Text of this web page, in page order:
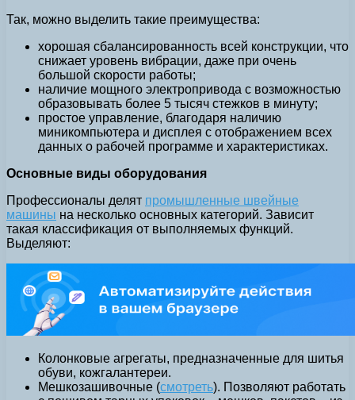
Так, можно выделить такие преимущества:
хорошая сбалансированность всей конструкции, что
снижает уровень вибрации, даже при очень
большой скорости работы;
наличие мощного электропривода с возможностью
образовывать более 5 тысяч стежков в минуту;
простое управление, благодаря наличию
миникомпьютера и дисплея с отображением всех
данных о рабочей программе и характеристиках.
Основные виды оборудования
Профессионалы делят промышленные швейные
машины на несколько основных категорий. Зависит
такая классификация от выполняемых функций.
Выделяют:
Колонковые агрегаты, предназначенные для шитья
обуви, кожгалантереи.
Мешкозашивочные (смотреть). Позволяют работать